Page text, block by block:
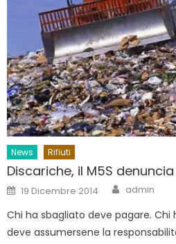
News Rifiuti
Discariche, il M5S
Posted
on
19 Dicembre 2014 Author
admin
Chi ha sbagliato deve pagare.
deve assumersene la